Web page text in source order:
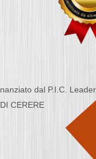
dal P.I.C.
CERERE